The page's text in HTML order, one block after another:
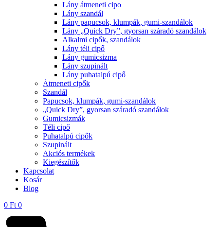
Lány átmeneti cipo
Lány szandál
Lány papucsok, klumpák, gumi-szandálok
Lány „Quick Dry”, gyorsan száradó szandálok
Alkalmi cipők, szandálok
Lány téli cipő
Lány gumicsizma
Lány szupinált
Lány puhatalpú cipő
Átmeneti cipők
Szandál
Papucsok, klumpák, gumi-szandálok
„Quick Dry”, gyorsan száradó szandálok
Gumicsizmák
Téli cipő
Puhatalpú cipők
Szupinált
Akciós termékek
Kiegészítők
Kapcsolat
Kosár
Blog
0 Ft 0